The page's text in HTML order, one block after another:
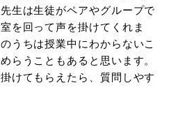
生は生徒がペアやグループで
を回って声を掛けてくれま
うちは授業中にわからないこ
らうこともあると思います。
けてもらえたら、質問しやす